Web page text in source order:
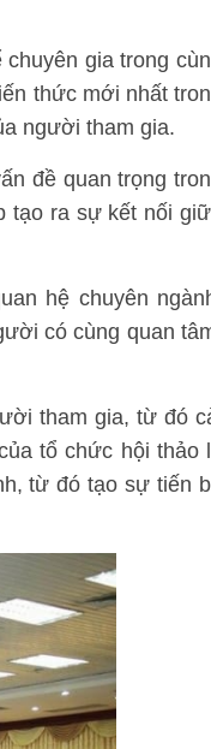
gia trong
thức mới nhất
người tham gia.
đề quan trọng
tạo ra sự kết nối
hệ chuyên
có cùng quan
tham gia, từ đó
tổ chức hội thảo
từ đó tạo sự tiến